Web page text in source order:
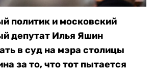
политик и московский
депутат Илья Яшин
в суд на мэра столицы
за то, что тот пытается